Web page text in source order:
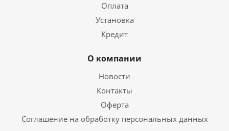
Оплата
Установка
Кредит
О компании
Новости
Контакты
Оферта
Соглашение на обработку персональных данных